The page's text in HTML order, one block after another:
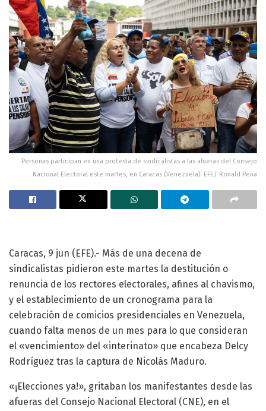
Personas participan en una protesta de sindicalistas a las afueras del Consejo
Nacional Electoral este martes, en Caracas (Venezuela). EFE/ Ronald Peña
Caracas, 9 jun (EFE).- Más de una decena de
sindicalistas pidieron este martes la destitución o
renuncia de los rectores electorales, afines al chavismo,
y el establecimiento de un cronograma para la
celebración de comicios presidenciales en Venezuela,
cuando falta menos de un mes para lo que consideran
el «vencimiento» del «interinato» que encabeza Delcy
Rodríguez tras la captura de Nicolás Maduro.
«¡Elecciones ya!», gritaban los manifestantes desde las
afueras del Consejo Nacional Electoral (CNE), en el